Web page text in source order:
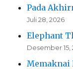
Pada
Juli 28, 2026
Elephant
Desember 15,
Memaknai